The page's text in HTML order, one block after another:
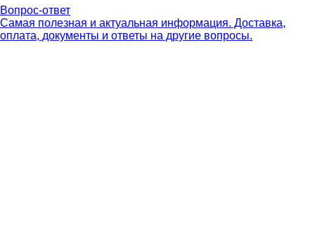
Вопрос-ответ
Самая полезная и актуальная информация. Доставка,
оплата, документы и ответы на другие вопросы.